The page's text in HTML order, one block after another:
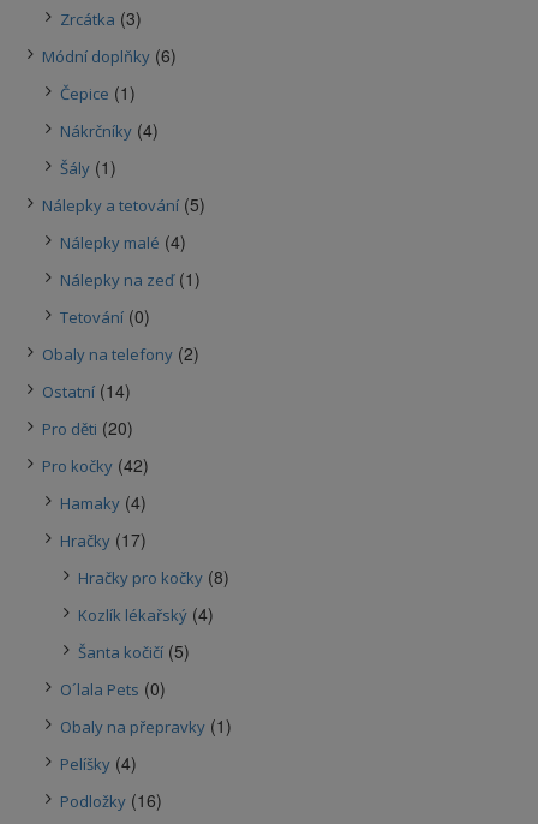
Zrcátka (3)
Módní doplňky (6)
Čepice (1)
Nákrčníky (4)
Šály (1)
Nálepky a tetování (5)
Nálepky malé (4)
Nálepky na zeď (1)
Tetování (0)
Obaly na telefony (2)
Ostatní (14)
Pro děti (20)
Pro kočky (42)
Hamaky (4)
Hračky (17)
Hračky pro kočky (8)
Kozlík lékařský (4)
Šanta kočičí (5)
O´lala Pets (0)
Obaly na přepravky (1)
Pelíšky (4)
Podložky (16)